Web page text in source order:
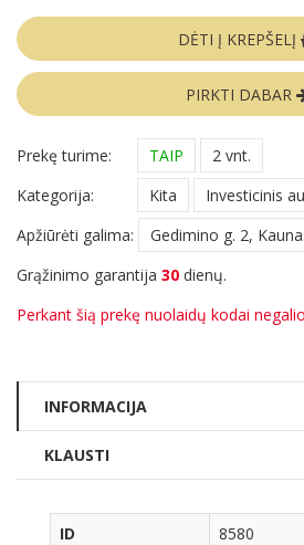
DĖTI Į KREPŠELĮ
PIRKTI DABAR
Prekę turime: TAIP
2 vnt.
Kategorija:
Kita
Investicinis
Apžiūrėti galima:
Gedimino g. 2,
Grąžinimo garantija 30 dienų.
Perkant šią prekę nuolaidų kodai
INFORMACIJA
KLAUSTI
ID
8580